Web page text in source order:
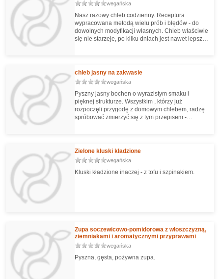
wegańska
Nasz razowy chleb codzienny. Receptura
wypracowana metodą wielu prób i błędów - do
dowolnych modyfikacji własnych. Chleb właściwie
się nie starzeje, po kilku dniach jest nawet lepszy,
chleb jasny na zakwasie
wegańska
Pyszny jasny bochen o wyrazistym smaku i
pięknej strukturze. Wszystkim , którzy już
rozpoczęli przygodę z domowym chlebem, radzę
spróbować zmierzyć się z tym przepisem -
Zielone kluski kładzione
wegańska
Kluski kładzione inaczej - z tofu i szpinakiem.
Zupa soczewicowo-pomidorowa z włoszczyzną,
ziemniakami i aromatycznymi przyprawami
wegańska
Pyszna, gęsta, pożywna zupa.